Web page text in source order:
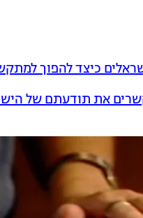
כיצד להפוך
את תודעתם של